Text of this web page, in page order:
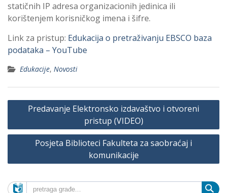
statičnih IP adresa organizacionih jedinica ili
korištenjem korisničkog imena i šifre.
Link za pristup: Edukacija o pretraživanju EBSCO baza
podataka – YouTube
Edukacije, Novosti
Navigacija
Predavanje Elektronsko izdavaštvo i otvoreni
pristup (VIDEO)
Posjeta Biblioteci Fakulteta za saobraćaj i
komunikacije